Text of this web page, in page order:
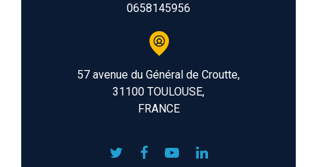
0658145956
57 avenue du Général de Croutte,
31100 TOULOUSE,
FRANCE